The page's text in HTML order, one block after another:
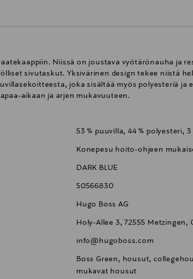
Niissä on joustava vyötärönauha ja
sivutaskut. Yksivärinen design tekee niistä
joka sisältää myös polyesteriä ja
aikaan ja arjen mukavuuteen.
53 % puuvilla, 44 % polyesteri, 3
Konepesu hoito-ohjeen
DARK BLUE
50566830
Hugo Boss AG
Holy-Allee 3, 72555 Metzingen,
info@hugoboss.com
Boss Green, housut,
mukavat housut